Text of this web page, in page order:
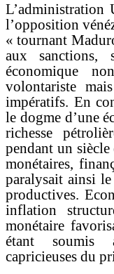
L’administration
l’opposition
« tournant
aux
économique
volontariste
impératifs. En
le dogme d’une
richesse
pendant un siècle
monétaires,
paralysait ainsi le
productives.
inflation
monétaire
étant soumis
capricieuses du